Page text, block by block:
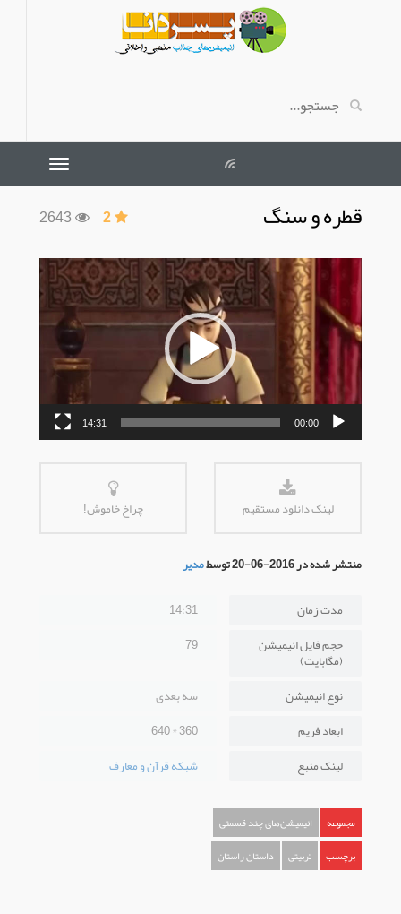
قطره و سنگ 2643 2
نمایشگر
ویدیو
00:00
14:31
لینک دانلود مستقیم چراخ خاموش!
منتشر شده در 2016-06-20 توسط
مدیر
مدت زمان
14:31
حجم فایل انیمیشن
(مگابایت)
79
نوع انیمیشن
سه بعدی
ابعاد فریم
360 * 640
لینک منبع
شبکه قرآن و معارف
مجموعه
انیمیشن‌های چند قسمتی
برچسب
تربیتی داستان راستان